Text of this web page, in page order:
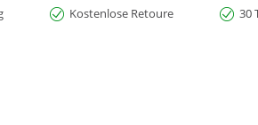
Kostenlose Retoure 30